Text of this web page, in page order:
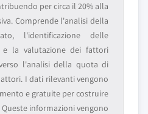
per circa il 20% alla
Comprende l'analisi della
l'identificazione delle
la valutazione dei fattori
l'analisi della quota di
I dati rilevanti vengono
e gratuite per costruire
informazioni vengono